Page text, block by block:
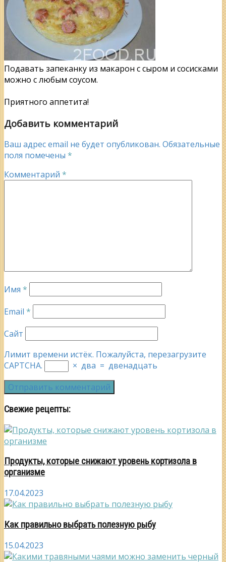
Подавать запеканку из макарон с сыром и сосисками
можно с любым соусом.
Приятного аппетита!
Добавить комментарий
Ваш адрес email не будет опубликован. Обязательные
поля помечены *
Комментарий *
Имя *
Email *
Сайт
Лимит времени истёк. Пожалуйста, перезагрузите
CAPTCHA.
× два = двенадцать
Свежие рецепты:
Продукты, которые снижают уровень кортизола в
организме
17.04.2023
Как правильно выбрать полезную рыбу
15.04.2023